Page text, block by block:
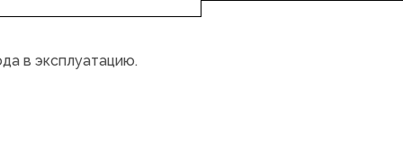
в эксплуатацию.